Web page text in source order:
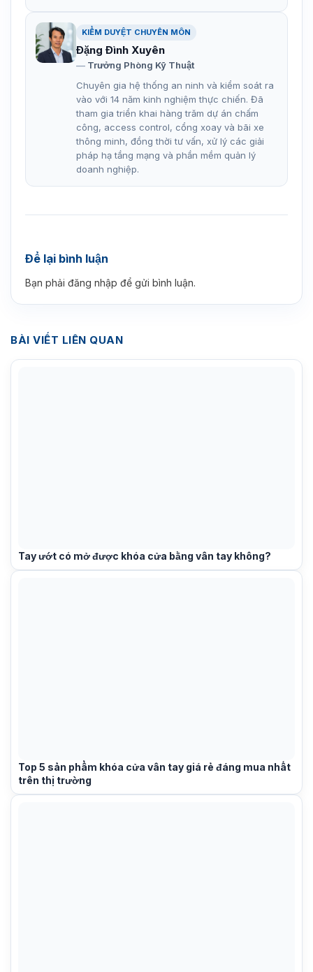
KIỂM DUYỆT CHUYÊN MÔN
Đặng Đình Xuyên
Trưởng Phòng Kỹ Thuật
Chuyên gia hệ thống an ninh và kiểm soát ra
vào với 14 năm kinh nghiệm thực chiến. Đã
tham gia triển khai hàng trăm dự án chấm
công, access control, cổng xoay và bãi xe
thông minh, đồng thời tư vấn, xử lý các giải
pháp hạ tầng mạng và phần mềm quản lý
doanh nghiệp.
Để lại bình luận
Bạn phải đăng nhập để gửi bình luận.
BÀI VIẾT LIÊN QUAN
Tay ướt có mở được khóa cửa bằng vân tay không?
Top 5 sản phẩm khóa cửa vân tay giá rẻ đáng mua nhất
trên thị trường